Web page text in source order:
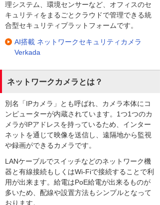
理システム、環境センサーなど、オフィスのセ
キュリティをまるごとクラウドで管理できる統
合型セキュリティプラットフォームです。
AI搭載 ネットワークセキュリティカメラ
Verkada
ネットワークカメラとは？
別名「IPカメラ」とも呼ばれ、カメラ本体にコ
ンピューターが内蔵されています。1つ1つのカ
メラがIPアドレスを持っているため、インター
ネットを通じて映像を送信し、遠隔地から監視
や録画ができるカメラです。
LANケーブルでスイッチなどのネットワーク機
器と有線接続もしくはWi-Fiで接続することで利
用が出来ます。給電はPoE給電が出来るものが
多いため、配線や設置方法もシンプルとなって
おります。